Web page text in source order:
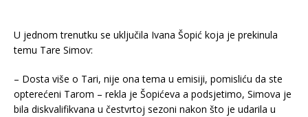
U jednom trenutku se uključila Ivana Šopić koja je prekinula
temu Tare Simov:
– Dosta više o Tari, nije ona tema u emisiji, pomisliću da ste
opterećeni Tarom – rekla je Šopićeva a podsjetimo, Simova je
bila diskvalifikvana u čestvrtoj sezoni nakon što je udarila u